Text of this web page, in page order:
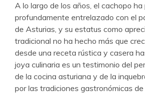
A lo largo de los años, el cachopo
profundamente entrelazado con el
de Asturias, y su estatus como
tradicional no ha hecho más que
desde una receta rústica y casera
joya culinaria es un testimonio del
de la cocina asturiana y de la
por las tradiciones gastronómicas de